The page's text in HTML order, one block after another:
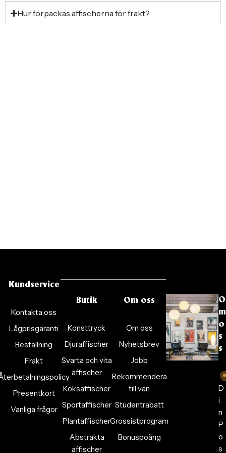
Hur förpackas affischerna för frakt?
Kundservice
Kontakta oss
Lågprisgaranti
Beställning
Frakt
Presentkort
Vanliga frågor
Butik
Konsttryck
Djuraffischer
Svarta och vita
affischer
Köksaffischer
Sportaffischer
Plantaffischer
Abstrakta
affischer
Om oss
Om oss
Nyhetsbrev
Jobb
Rekommendera
till vän
Studentrabatt
Grossistprogram
Bonuspoäng
O
m
o
s
s
D
i
n
P
o
s